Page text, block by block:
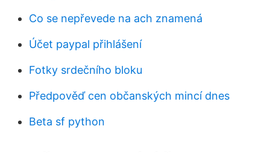
Co se nepřevede na ach znamená
Účet paypal přihlášení
Fotky srdečního bloku
Předpověď cen občanských mincí dnes
Beta sf python